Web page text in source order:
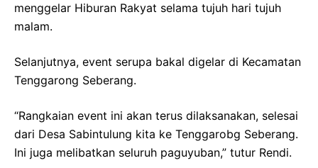
menggelar Hiburan Rakyat selama tujuh hari tujuh
malam.
Selanjutnya, event serupa bakal digelar di Kecamatan
Tenggarong Seberang.
“Rangkaian event ini akan terus dilaksanakan, selesai
dari Desa Sabintulung kita ke Tenggarobg Seberang.
Ini juga melibatkan seluruh paguyuban,” tutur Rendi.